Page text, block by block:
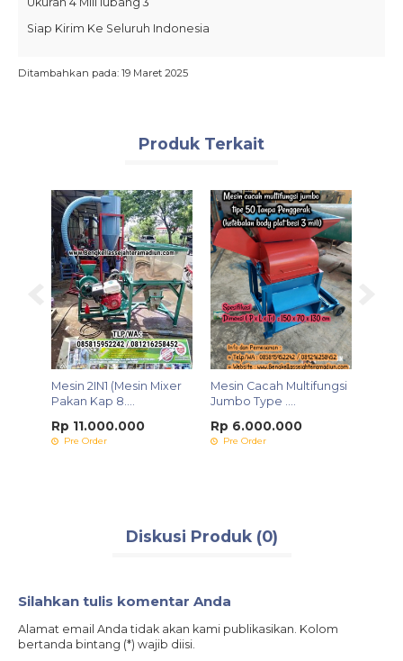
Siap Kirim Ke Seluruh Indonesia
Ditambahkan pada: 19 Maret 2025
Produk Terkait
Mesin 2IN1 (Mesin Mixer
Pakan Kap 8....
Rp 11.000.000
Pre Order
Mesin Cacah Multifungsi
Jumbo Type ....
Rp 6.000.000
Pre Order
Diskusi Produk (0)
Silahkan tulis komentar Anda
Alamat email Anda tidak akan kami publikasikan. Kolom
bertanda bintang (*) wajib diisi.